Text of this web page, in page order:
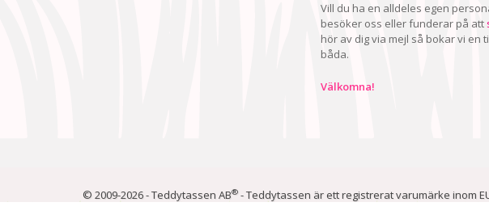
Vill du ha en alldeles egen
besöker oss eller funderar på att
hör av dig via mejl så bokar vi en
båda.
Välkomna!
© 2009-2026 - Teddytassen AB® - Teddytassen är ett registrerat varumärke inom